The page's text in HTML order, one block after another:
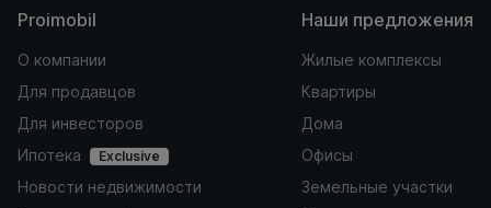
Proimobil
О компании
Для продавцов
Для инвесторов
Ипотека
Exclusive
Новости недвижимости
Наши предложения
Жилые комплексы
Квартиры
Дома
Офисы
Земельные участки